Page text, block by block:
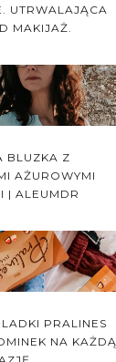
UTRWALAJĄCA
MAKIJAŻ.
BLUZKA Z
AŻUROWYMI
| ALEUMDR
PRALINES
NA KAŻDĄ